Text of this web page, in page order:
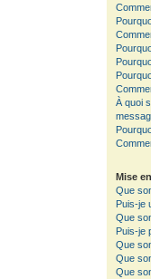
À quoi
Mise
Que
Puis-je
Que
Puis-je
Que
Que
Que